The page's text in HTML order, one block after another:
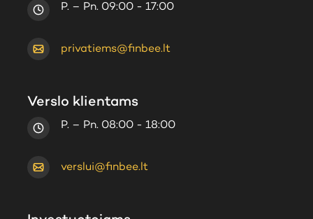
P. – Pn. 09:00 - 17:00
privatiems@finbee.lt
Verslo klientams
P. – Pn. 08:00 - 18:00
verslui@finbee.lt